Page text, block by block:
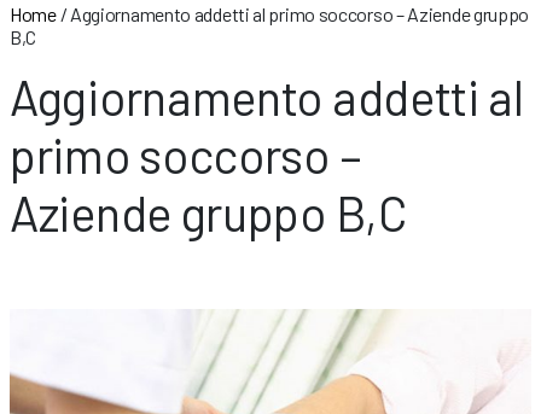
Home/ Aggiornamento addetti al primo soccorso – Aziende gruppo
B,C
Aggiornamento addetti al
primo soccorso –
Aziende gruppo B,C